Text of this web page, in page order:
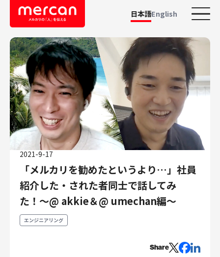
日本語English
カテゴリーから探す
会社・事業
鹿島アントラーズ
Ads
メルカリ
メルペイ
メルコイン
メルカリShops
メルカリR4Dラボ
AI/LLM
職種
エンジニアリング
2021-9-17
「メルカリを勧めたというより…」社員
紹介した・された者同士で話してみ
た！〜@ akkie＆@ umechan編〜
エンジニアリング
Share